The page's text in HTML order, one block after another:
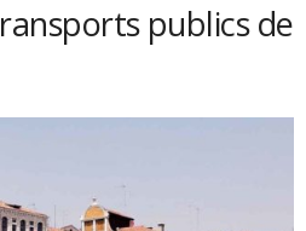
publics de